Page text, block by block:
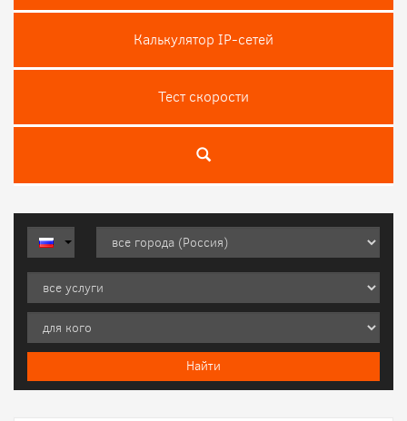
Калькулятор IP-сетей
Тест скороcти